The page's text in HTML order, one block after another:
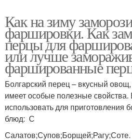
Как на зиму
фаршировки. Как
перцы для
или лучше
фаршированные
Болгарский перец – вкусный
имеет особые полезные
использовать для приготовления
блюд: С
Салатов;Супов;Борщей;Рагу;Соте.